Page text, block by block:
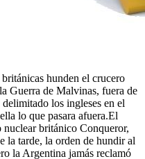
hunden el crucero
Guerra de Malvinas, fuera de
los ingleses en el
lo que pasara afuera.El
británico Conqueror,
la tarde, la orden de hundir al
la Argentina jamás reclamó